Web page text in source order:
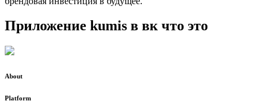
Приложение kumis в вк что это
About
Platform